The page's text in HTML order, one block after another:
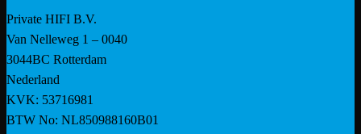
Private HIFI B.V.
Van Nelleweg 1 – 0040
3044BC Rotterdam
Nederland
KVK: 53716981
BTW No: NL850988160B01